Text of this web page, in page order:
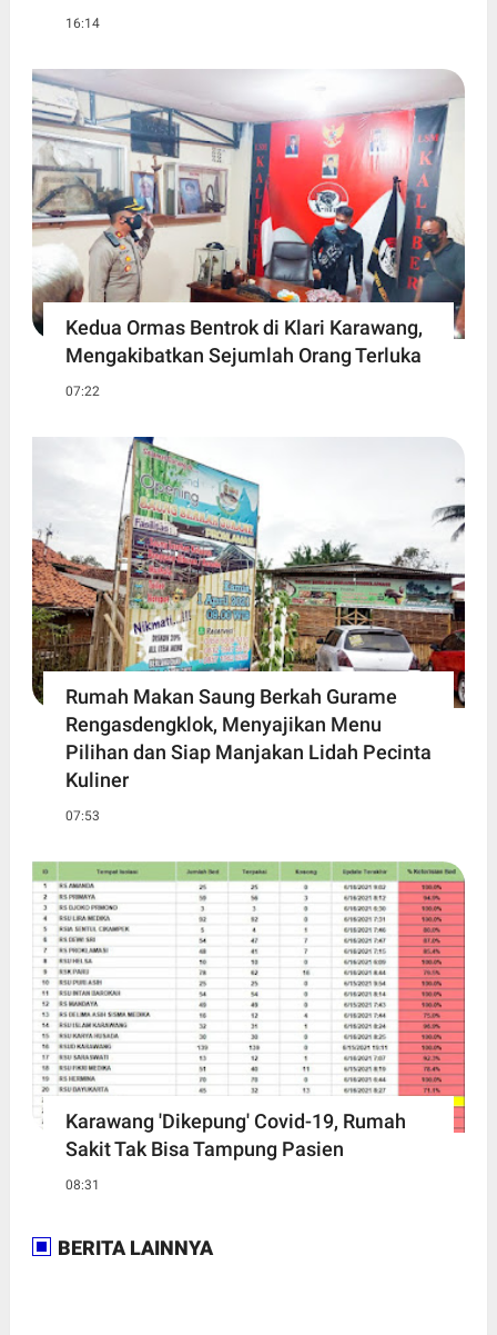
16:14
Kedua Ormas Bentrok di Klari Karawang,
Mengakibatkan Sejumlah Orang Terluka
07:22
Rumah Makan Saung Berkah Gurame
Rengasdengklok, Menyajikan Menu
Pilihan dan Siap Manjakan Lidah Pecinta
Kuliner
07:53
Karawang 'Dikepung' Covid-19, Rumah
Sakit Tak Bisa Tampung Pasien
08:31
BERITA LAINNYA